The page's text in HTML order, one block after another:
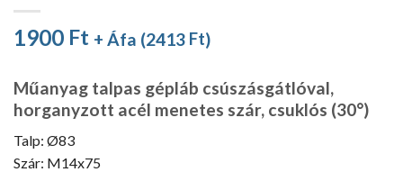
1900 Ft + Áfa (2413 Ft)
Műanyag talpas gépláb csúszásgátlóval,
horganyzott acél menetes szár, csuklós (30°)
Talp: Ø83
Szár: M14x75